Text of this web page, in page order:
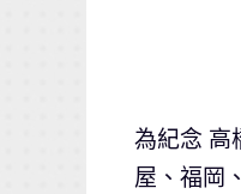
為紀念 高
屋、福岡